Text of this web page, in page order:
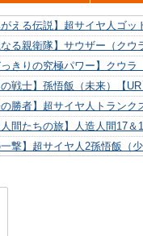
える伝説】超サイヤ人ゴッ
る親衛隊】サウザー（クウ
きりの究極パワー】クウラ
戦士】孫悟飯（未来）【
勝者】超サイヤ人トランク
間たちの旅】人造人間17
撃】超サイヤ人2孫悟飯（
ひらめき】クリリン【UR】
得た好機】人造人間16号【